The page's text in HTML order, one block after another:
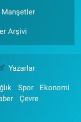
Manşetler
Arşivi
Yazarlar
Spor
Ekonomi
Çevre